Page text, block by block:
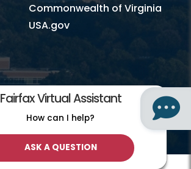
Fairfax Virtual Assistant
How can I help?
Commonwealth of Virginia
USA.gov